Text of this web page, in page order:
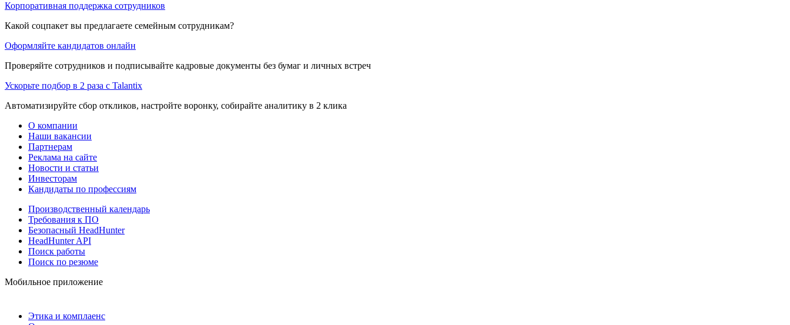
Корпоративная поддержка сотрудников
Какой соцпакет вы предлагаете семейным сотрудникам?
Оформляйте кандидатов онлайн
Проверяйте сотрудников и подписывайте кадровые документы без бумаг и личных встреч
Ускорьте подбор в 2 раза с Talantix
Автоматизируйте сбор откликов, настройте воронку, собирайте аналитику в 2 клика
О компании
Наши вакансии
Партнерам
Реклама на сайте
Новости и статьи
Инвесторам
Кандидаты по профессиям
Производственный календарь
Требования к ПО
Безопасный HeadHunter
HeadHunter API
Поиск работы
Поиск по резюме
Мобильное приложение
Этика и комплаенс